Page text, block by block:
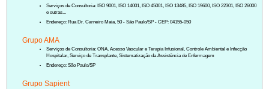
Serviços de Consultoria: ISO 9001, ISO 14001, ISO 45001, ISO 13485, ISO 19600, ISO 22301, ISO 26000
e outras...
Endereço: Rua Dr. Carneiro Maia, 50 - São Paulo/SP - CEP: 04155-050
Grupo AMA
Serviços de Consultoria: ONA, Acesso Vascular e Terapia Infusional, Controle Ambiental e Infecção
Hospitalar, Serviço de Transplante, Sistematização da Assistência de Enfermagem
Endereço: São Paulo/SP
Grupo Sapient